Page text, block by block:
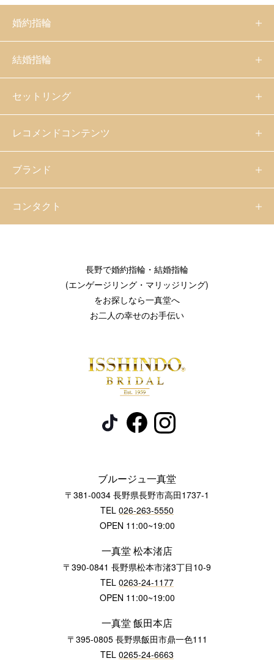
婚約指輪
結婚指輪
セットリング
レコメンドコンテンツ
ブランド
コンタクト
長野で婚約指輪・結婚指輪
(エンゲージリング・マリッジリング)
をお探しなら一真堂へ
お二人の幸せのお手伝い
ブルージュ一真堂
〒381-0034 長野県長野市高田1737-1
TEL 026-263-5550
OPEN 11:00~19:00
一真堂 松本渚店
〒390-0841 長野県松本市渚3丁目10-9
TEL 0263-24-1177
OPEN 11:00~19:00
一真堂 飯田本店
〒395-0805 長野県飯田市鼎一色111
TEL 0265-24-6663